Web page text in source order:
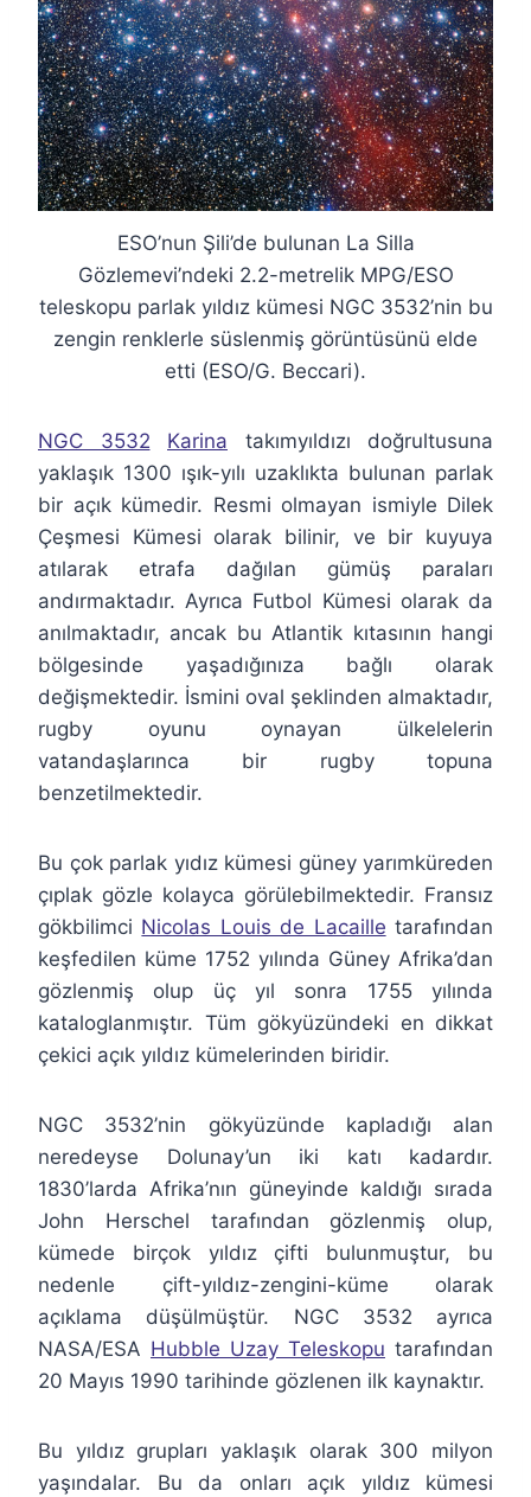
ESO’nun Şili’de bulunan La Silla
Gözlemevi’ndeki 2.2-metrelik MPG/ESO
teleskopu parlak yıldız kümesi NGC 3532’nin bu
zengin renklerle süslenmiş görüntüsünü elde
etti (ESO/G. Beccari).
NGC 3532 Karina takımyıldızı doğrultusuna
yaklaşık 1300 ışık-yılı uzaklıkta bulunan parlak
bir açık kümedir. Resmi olmayan ismiyle Dilek
Çeşmesi Kümesi olarak bilinir, ve bir kuyuya
atılarak etrafa dağılan gümüş paraları
andırmaktadır. Ayrıca Futbol Kümesi olarak da
anılmaktadır, ancak bu Atlantik kıtasının hangi
bölgesinde yaşadığınıza bağlı olarak
değişmektedir. İsmini oval şeklinden almaktadır,
rugby oyunu oynayan ülkelelerin
vatandaşlarınca bir rugby topuna
benzetilmektedir.
Bu çok parlak yıdız kümesi güney yarımküreden
çıplak gözle kolayca görülebilmektedir. Fransız
gökbilimci Nicolas Louis de Lacaille tarafından
keşfedilen küme 1752 yılında Güney Afrika’dan
gözlenmiş olup üç yıl sonra 1755 yılında
kataloglanmıştır. Tüm gökyüzündeki en dikkat
çekici açık yıldız kümelerinden biridir.
NGC 3532’nin gökyüzünde kapladığı alan
neredeyse Dolunay’un iki katı kadardır.
1830’larda Afrika’nın güneyinde kaldığı sırada
John Herschel tarafından gözlenmiş olup,
kümede birçok yıldız çifti bulunmuştur, bu
nedenle çift-yıldız-zengini-küme olarak
açıklama düşülmüştür. NGC 3532 ayrıca
NASA/ESA Hubble Uzay Teleskopu tarafından
20 Mayıs 1990 tarihinde gözlenen ilk kaynaktır.
Bu yıldız grupları yaklaşık olarak 300 milyon
yaşındalar. Bu da onları açık yıldız kümesi